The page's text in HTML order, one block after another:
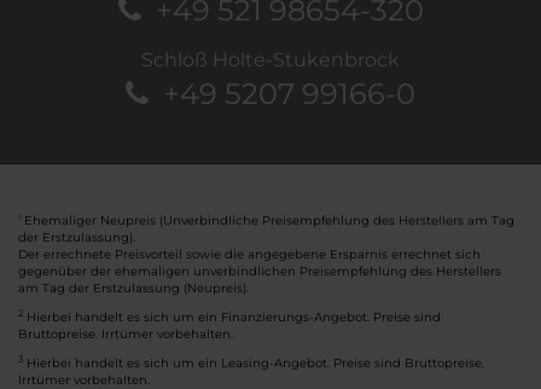
+49 521 98654-320
Schloß Holte-Stukenbrock
+49 5207 99166-0
Ehemaliger Neupreis (Unverbindliche Preisempfehlung des Herstellers am Tag
der Erstzulassung).
Der errechnete Preisvorteil sowie die angegebene Ersparnis errechnet sich
gegenüber der ehemaligen unverbindlichen Preisempfehlung des Herstellers
am Tag der Erstzulassung (Neupreis).
2 Hierbei handelt es sich um ein Finanzierungs-Angebot. Preise sind
Bruttopreise. Irrtümer vorbehalten.
3 Hierbei handelt es sich um ein Leasing-Angebot. Preise sind Bruttopreise.
Irrtümer vorbehalten.